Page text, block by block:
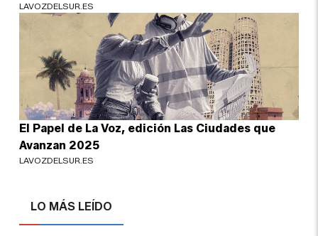
LO MÁS LEÍDO
LAVOZDELSUR.ES
El Papel de La Voz, edición Las Ciudades que
Avanzan 2025
LAVOZDELSUR.ES